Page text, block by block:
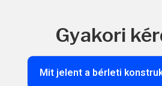
Gyakori
Mit jelent a bérleti